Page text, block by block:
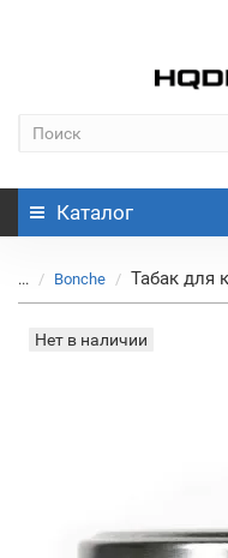
Каталог
... Bonche Табак для
Нет в наличии